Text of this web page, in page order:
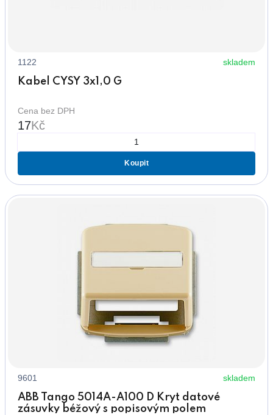
1122 skladem
Kabel CYSY 3x1,0 G
Cena bez DPH
17Kč
Koupit
9601 skladem
ABB Tango 5014A-A100 D Kryt datové
zásuvky béžový s popisovým polem